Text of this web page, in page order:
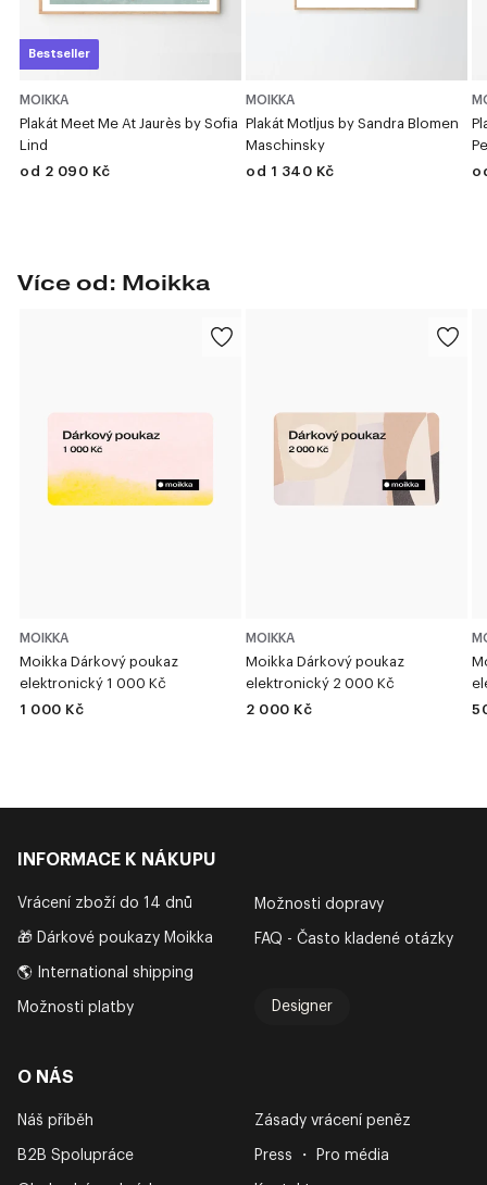
Bestseller
MOIKKA
Plakát Meet Me At Jaurès by Sofia
Lind
od 2 090 Kč
MOIKKA
Plakát Motljus by Sandra Blomen
Maschinsky
od 1 340 Kč
Více od: Moikka
MOIKKA
Moikka Dárkový poukaz
elektronický 1 000 Kč
1 000 Kč
MOIKKA
Moikka Dárkový poukaz
elektronický 2 000 Kč
2 000 Kč
INFORMACE K NÁKUPU
Vrácení zboží do 14 dnů
🎁 Dárkové poukazy Moikka
🌎 International shipping
Možnosti platby
Možnosti dopravy
FAQ - Často kladené otázky
Designer
O NÁS
Náš příběh
B2B Spolupráce
Zásady vrácení peněz
Press ・ Pro média